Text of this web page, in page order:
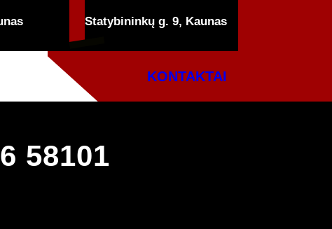
Statybininkų g. 9, Kaunas
KONTAKTAI
58101